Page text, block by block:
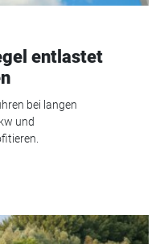
entlastet
bei langen
und